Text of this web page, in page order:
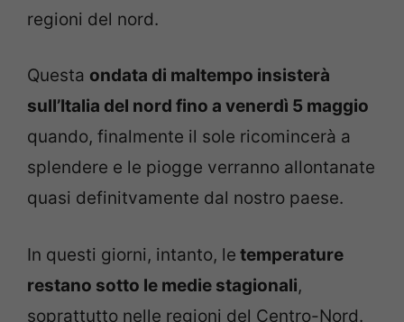
regioni del nord.
Questa ondata di maltempo insisterà
sull’Italia del nord fino a venerdì 5 maggio
quando, finalmente il sole ricomincerà a
splendere e le piogge verranno allontanate
quasi definitvamente dal nostro paese.
In questi giorni, intanto, le temperature
restano sotto le medie stagionali,
soprattutto nelle regioni del Centro-Nord.